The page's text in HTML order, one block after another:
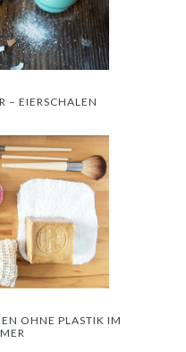
– EIERSCHALEN
OHNE PLASTIK IM